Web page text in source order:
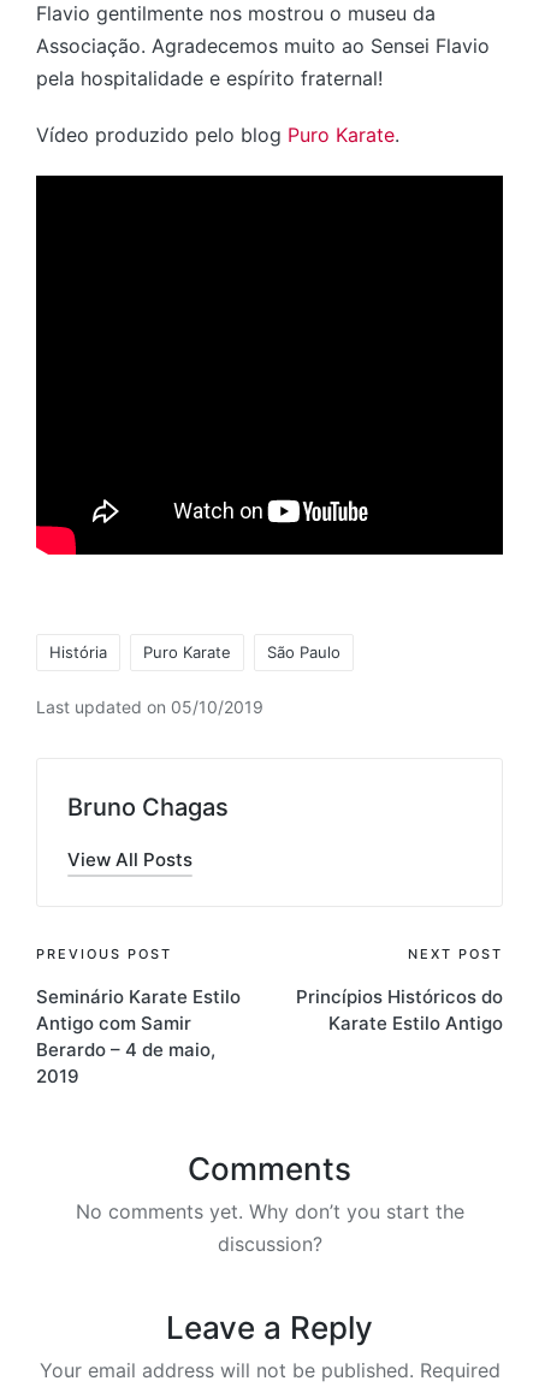
Flavio gentilmente nos mostrou o museu da
Associação. Agradecemos muito ao Sensei Flavio
pela hospitalidade e espírito fraternal!
Vídeo produzido pelo blog Puro Karate.
História Puro Karate São Paulo
Last updated on 05/10/2019
Bruno Chagas
View All Posts
Post
navigation
PREVIOUS POST
Seminário Karate Estilo
Antigo com Samir
Berardo – 4 de maio,
2019
NEXT POST
Princípios Históricos do
Karate Estilo Antigo
Comments
No comments yet. Why don’t you start the
discussion?
Leave a Reply
Your email address will not be published. Required